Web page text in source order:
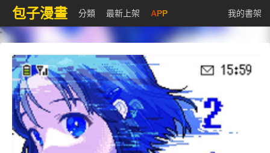
包子漫畫 分類 最新上架 APP 我的書架